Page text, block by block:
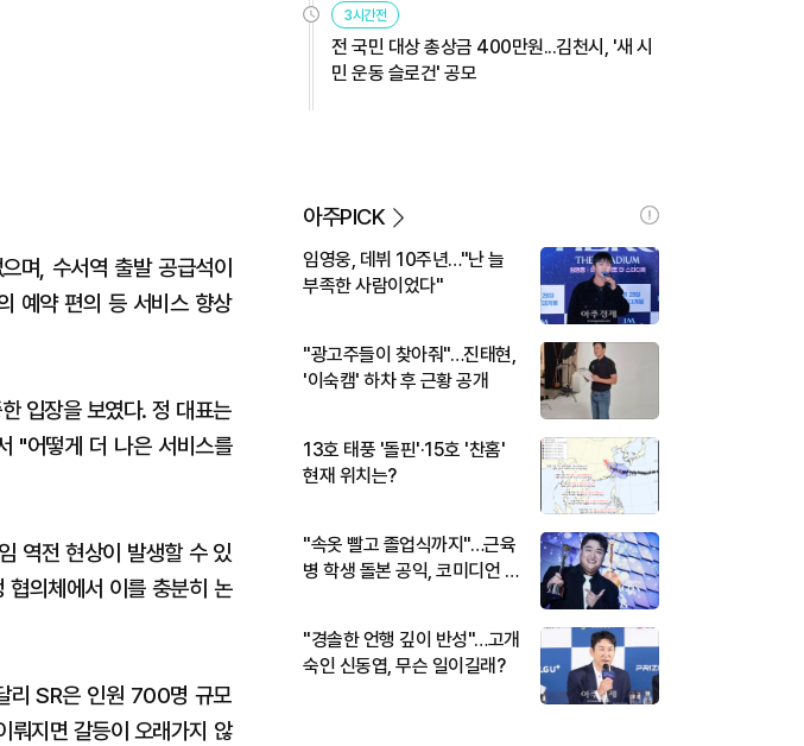
며, 수서역 출발 공급석이
예약 편의 등 서비스 향상
입장을 보였다. 정 대표는
"어떻게 더 나은 서비스를
역전 현상이 발생할 수 있
협의체에서 이를 충분히 논
리 SR은 인원 700명 규모
뤄지면 갈등이 오래가지 않
3시간전
전 국민 대상 총상금 400만원...김천시, '새 시
민 운동 슬로건' 공모
아주PICK
임영웅, 데뷔 10주년…"난 늘
부족한 사람이었다"
"광고주들이 찾아줘"…진태현,
'이숙캠' 하차 후 근황 공개
13호 태풍 '돌핀'·15호 '찬홈'
현재 위치는?
"속옷 빨고 졸업식까지"…근육
병 학생 돌본 공익, 코미디언 김
"경솔한 언행 깊이 반성"…고개
숙인 신동엽, 무슨 일이길래?